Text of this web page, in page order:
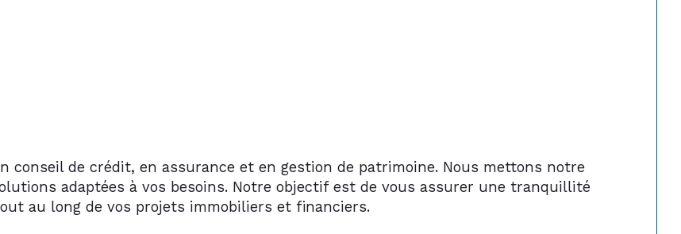
conseil de crédit, en assurance et en gestion de patrimoine. Nous mettons notre
adaptées à vos besoins. Notre objectif est de vous assurer une tranquillité
au long de vos projets immobiliers et financiers.